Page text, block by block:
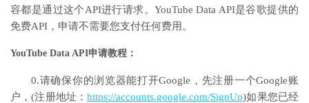
容都是通过这个API进行请求。YouTube Data API是谷歌提供的
免费API，申请不需要您支付任何费用。
YouTube Data API申请教程：
0.请确保你的浏览器能打开Google，先注册一个Google账
户，(注册地址：https://accounts.google.com/SignUp)如果您已经